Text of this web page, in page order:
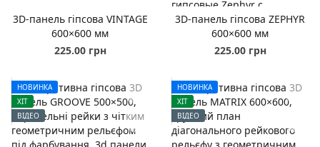
3D-панель гіпсова VINTAGE
600×600 мм
225.00 грн
3D-панель гіпсова ZEPHYR
600×600 мм
225.00 грн
НОВИНКА
ХІТ
ВІДЕО
НОВИНКА
ХІТ
ВІДЕО